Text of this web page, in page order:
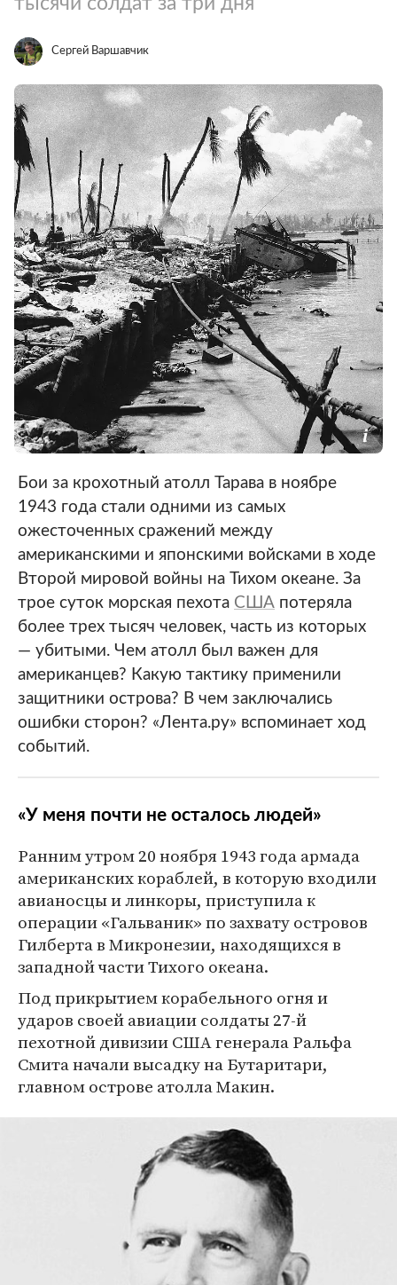
Сергей Варшавчик
Бои за крохотный атолл Тарава в ноябре
1943 года стали одними из самых
ожесточенных сражений между
американскими и японскими войсками в ходе
Второй мировой войны на Тихом океане. За
трое суток морская пехота США потеряла
более трех тысяч человек, часть из которых
— убитыми. Чем атолл был важен для
американцев? Какую тактику применили
защитники острова? В чем заключались
ошибки сторон? «Лента.ру» вспоминает ход
событий.
«У меня почти не осталось людей»
Ранним утром 20 ноября 1943 года армада
американских кораблей, в которую входили
авианосцы и линкоры, приступила к
операции «Гальваник» по захвату островов
Гилберта в Микронезии, находящихся в
западной части Тихого океана.
Под прикрытием корабельного огня и
ударов своей авиации солдаты 27-й
пехотной дивизии США генерала Ральфа
Смита начали высадку на Бутаритари,
главном острове атолла Макин.